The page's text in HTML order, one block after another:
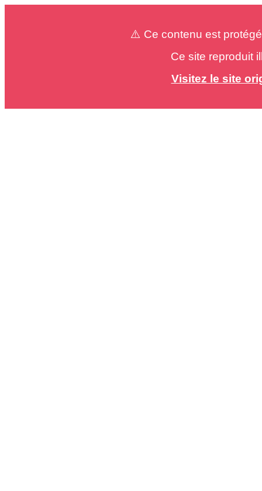
⚠️ Ce contenu est
Ce site reproduit
Visitez le site